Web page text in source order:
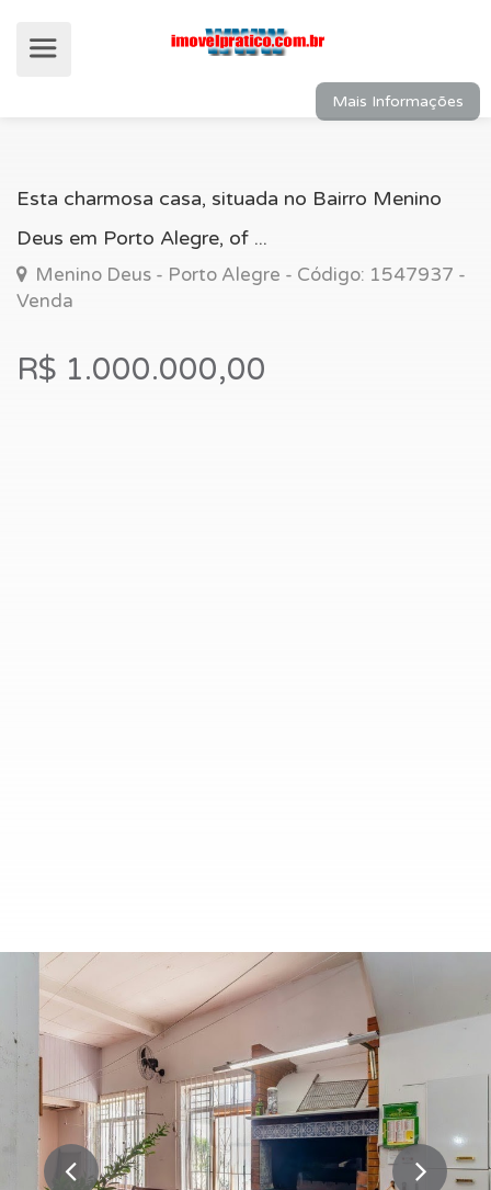
Esta charmosa casa, situada no Bairro Menino
Deus em Porto Alegre, of ...
Menino Deus - Porto Alegre - Código: 1547937 -
Venda
R$ 1.000.000,00
Mais Informações